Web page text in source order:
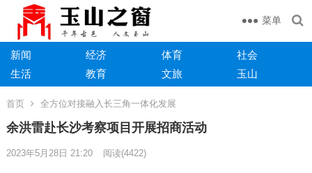
菜单
新闻 经济 体育
社会
生活
教育 文旅 玉山
首页 全方位对接融入长三角一体化发展
余洪雷赴长沙考察项目开展招商活动
2023年5月28日 21:20 阅读(4422)